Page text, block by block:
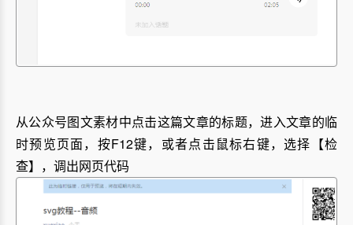
从公众号图文素材中点击这篇文章的标题，进入文章的临
时预览页面，按F12键，或者点击鼠标右键，选择【检
查】，调出网页代码